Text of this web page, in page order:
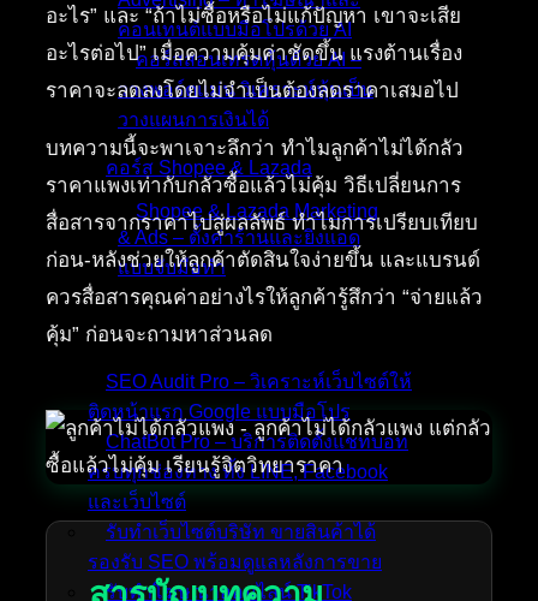
คอนเทนต์แบบมือโปรด้วย AI
คอร์สสอนเทรดหุ้นด้วย AI –
วางพอร์ตแม่น วิเคราะห์หุ้นเป็น
วางแผนการเงินได้
คอร์ส Shopee & Lazada
Shopee & Lazada Marketing
& Ads – ตั้งค่าร้านและยิงแอด
แบบจับมือทำ
บริการของเรา
SEO Audit Pro – วิเคราะห์เว็บไซต์ให้
ติดหน้าแรก Google แบบมือโปร
ChatBot Pro – บริการติดตั้งแชทบอท
ครบทุกช่องทาง ทั้ง LINE, Facebook
และเว็บไซต์
รับทำเว็บไซต์บริษัท ขายสินค้าได้
รองรับ SEO พร้อมดูแลหลังการขาย
รับทำโฆษณาออนไลน์ TikTok
อะไร” และ “ถ้าไม่ซื้อหรือไม่แก้ปัญหา เขาจะเสีย
อะไรต่อไป” เมื่อความคุ้มค่าชัดขึ้น แรงต้านเรื่อง
ราคาจะลดลงโดยไม่จำเป็นต้องลดราคาเสมอไป
บทความนี้จะพาเจาะลึกว่า ทำไมลูกค้าไม่ได้กลัว
ราคาแพงเท่ากับกลัวซื้อแล้วไม่คุ้ม วิธีเปลี่ยนการ
สื่อสารจากราคาไปสู่ผลลัพธ์ ทำไมการเปรียบเทียบ
ก่อน-หลังช่วยให้ลูกค้าตัดสินใจง่ายขึ้น และแบรนด์
ควรสื่อสารคุณค่าอย่างไรให้ลูกค้ารู้สึกว่า “จ่ายแล้ว
คุ้ม” ก่อนจะถามหาส่วนลด